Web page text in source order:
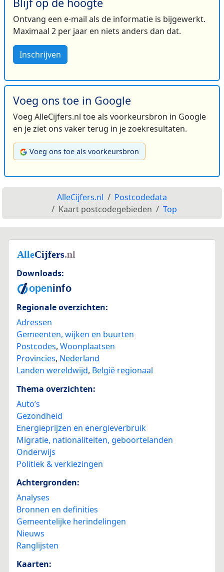
Ontvang een e-mail als de informatie is bijgewerkt.
Maximaal 2 per jaar en niets anders dan dat.
Inschrijven
Voeg ons toe in Google
Voeg AlleCijfers.nl toe als voorkeursbron in Google
en je ziet ons vaker terug in je zoekresultaten.
Voeg ons toe als voorkeursbron
AlleCijfers.nl
Postcodedata
Kaart postcodegebieden
Top
Downloads:
Regionale overzichten:
Adressen
Gemeenten, wijken en buurten
Postcodes, Woonplaatsen
Provincies, Nederland
Landen wereldwijd, België regionaal
Thema overzichten:
Auto’s
Gezondheid
Energieprijzen en energieverbruik
Migratie, nationaliteiten, geboortelanden
Onderwijs
Politiek & verkiezingen
Achtergronden:
Analyses
Bronnen en definities
Gemeentelijke herindelingen
Nieuws
Ranglijsten
Kaarten: